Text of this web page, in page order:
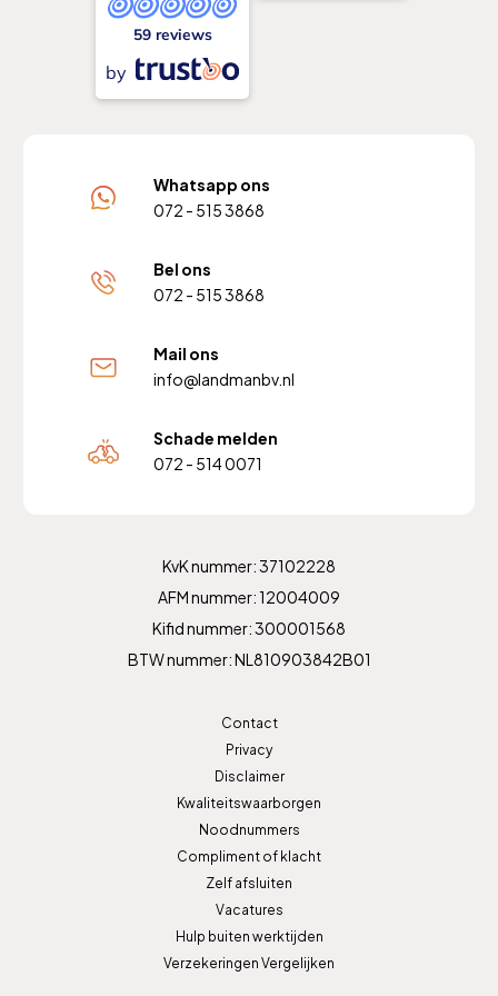
59 reviews
by
Whatsapp ons
072 - 515 3868
Bel ons
072 - 515 3868
Mail ons
info@landmanbv.nl
Schade melden
072 - 514 0071
KvK nummer: 37102228
AFM nummer: 12004009
Kifid nummer: 300001568
BTW nummer: NL810903842B01
Contact
Privacy
Disclaimer
Kwaliteitswaarborgen
Noodnummers
Compliment of klacht
Zelf afsluiten
Vacatures
Hulp buiten werktijden
Verzekeringen Vergelijken